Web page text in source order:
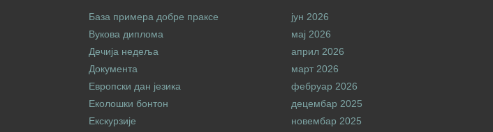
База примера добре праксе
Вукова диплома
Дечија недеља
Документа
Европски дан језика
Еколошки бонтон
Екскурзије
јун 2026
мај 2026
април 2026
март 2026
фебруар 2026
децембар 2025
новембар 2025